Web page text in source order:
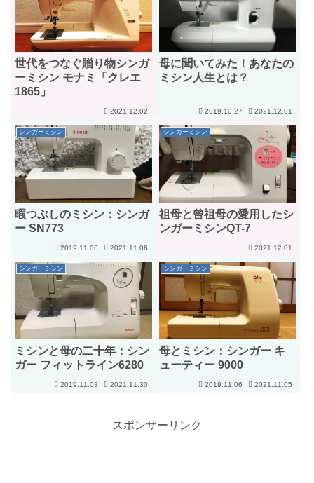
世代をつなぐ贈り物シンガ
ーミシン モナミ「クレエ
1865」
2021.12.02
母に聞いてみた！あなたの
ミシン人生とは？
2019.10.27 2021.12.01
シンガーミシン
暇つぶしのミシン：シンガ
ー SN773
2019.11.06 2021.11.08
シンガーミシン
祖母と曾祖母の愛用したシ
ンガーミシンQT-7
2021.12.01
シンガーミシン
ミシンと母の二十年：シン
ガー フィットライン6280
2019.11.03 2021.11.30
シンガーミシン
母とミシン：シンガー キ
ューティー 9000
2019.11.06 2021.11.05
スポンサーリンク